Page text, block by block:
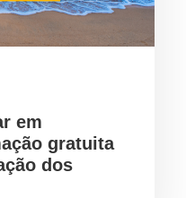
em
gratuita
dos